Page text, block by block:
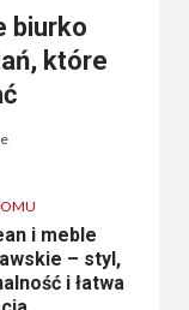
biurko
które
i meble
– styl,
i łatwa